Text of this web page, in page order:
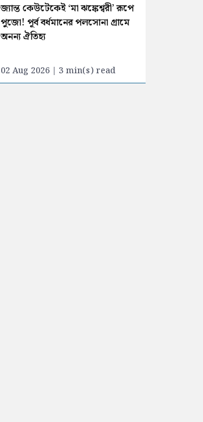
জ্যান্ত কেউটেকেই ‘মা ঝঙ্কেশ্বরী’ রূপে
পুজো! পূর্ব বর্ধমানের পলসোনা গ্রামে
অনন্য ঐতিহ্য
02 Aug 2026 | 3 min(s) read